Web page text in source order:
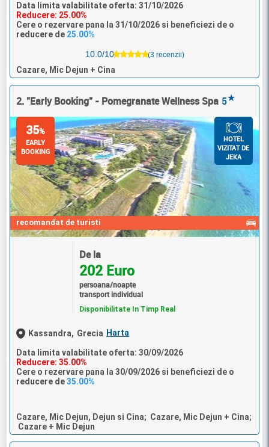
Data limita valabilitate oferta: 31/10/2026
Reducere: 25.00%
Cere o rezervare pana la 31/10/2026 si beneficiezi de o
reducere de 25.00%
10.0/10 (3 recenzii)
Cazare, Mic Dejun + Cina
2. "Early Booking" - Pomegranate Wellness Spa 5★
recomandat de turisti
35%
EARLY
BOOKING
HOTEL
VIZITAT DE
JEKA
De la
202 Euro
persoana/noapte
transport individual
Disponibilitate In Timp Real
Kassandra, Grecia Harta
Data limita valabilitate oferta: 30/09/2026
Reducere: 35.00%
Cere o rezervare pana la 30/09/2026 si beneficiezi de o
reducere de35.00%
Cazare, Mic Dejun, Dejun si Cina; Cazare, Mic Dejun + Cina;
Cazare + Mic Dejun